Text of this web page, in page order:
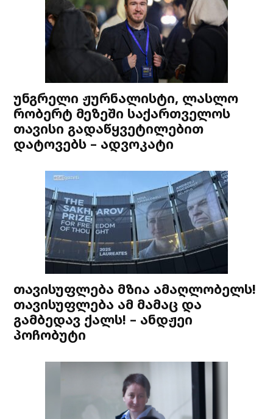
უნგრელი ჟურნალისტი, ლასლო
რობერტ მეზეში საქართველოს
თავისი გადაწყვეტილებით
დატოვებს – ადვოკატი
თავისუფლება მზია ამაღლობელს!
თავისუფლება ამ მამაც და
გამბედავ ქალს! – ანდჟეი
პოჩობუტი